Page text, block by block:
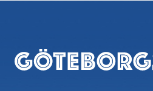
Sidfot